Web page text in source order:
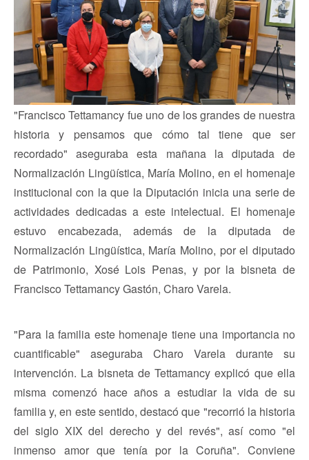
"Francisco Tettamancy fue uno de los grandes de nuestra
historia y pensamos que cómo tal tiene que ser
recordado" aseguraba esta mañana la diputada de
Normalización Lingüística, María Molino, en el homenaje
institucional con la que la Diputación inicia una serie de
actividades dedicadas a este intelectual. El homenaje
estuvo encabezada, además de la diputada de
Normalización Lingüística, María Molino, por el diputado
de Patrimonio, Xosé Lois Penas, y por la bisneta de
Francisco Tettamancy Gastón, Charo Varela.
"Para la familia este homenaje tiene una importancia no
cuantificable" aseguraba Charo Varela durante su
intervención. La bisneta de Tettamancy explicó que ella
misma comenzó hace años a estudiar la vida de su
familia y, en este sentido, destacó que "recorrió la historia
del siglo XIX del derecho y del revés", así como "el
inmenso amor que tenía por la Coruña". Conviene